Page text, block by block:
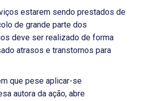
estarem sendo prestados de
de grande parte dos
deve ser realizado de forma
atrasos e transtornos para
que pese aplicar-se
autora da ação, abre